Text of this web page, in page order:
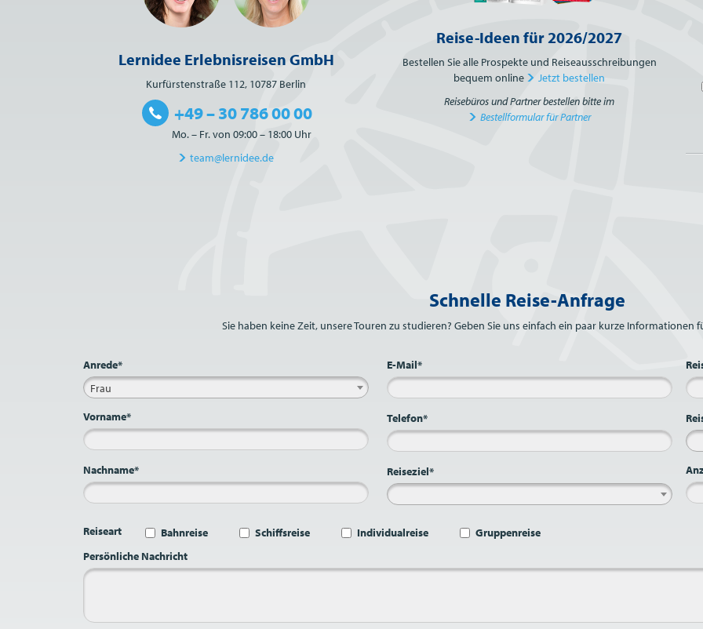
Lernidee Erlebnisreisen GmbH
Kurfürstenstraße 112, 10787 Berlin
+49 – 30 786 00 00
Mo. – Fr. von 09:00 – 18:00 Uhr
team@lernidee.de
Reise-Ideen für 2026/2027
Bestellen Sie alle Prospekte und Reiseausschreibungen
bequem online
Jetzt bestellen
Reisebüros und Partner bestellen bitte im
Bestellformular für Partner
Schnelle Reise-Anfrage
Sie haben keine Zeit, unsere Touren zu studieren? Geben Sie uns einfach ein paar kurze Informationen
Anrede*
Frau
Vorname*
Nachname*
E-Mail*
Telefon*
Reiseziel*
Reiseart Bahnreise Schiffsreise Individualreise
Gruppenreise
Persönliche Nachricht